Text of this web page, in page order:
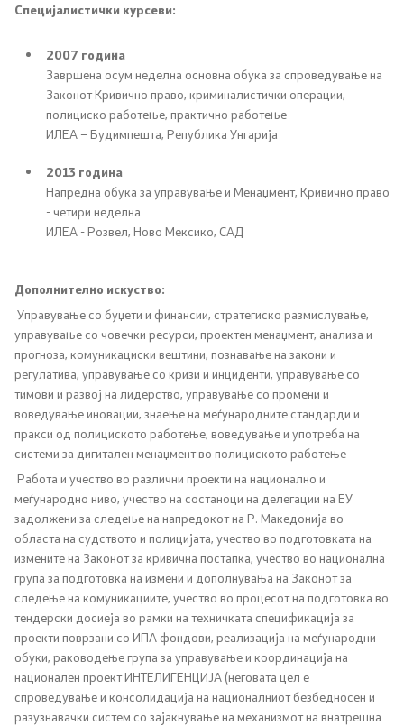
Раководни лица
Списание
Расходи за услуги
Со еден клик до сите услуги
Специјалистички курсеви:
2007 година
Завршена осум неделна основна обука за спроведување на
Законот Кривично право, криминалистички операции,
полициско работење, практично работење
ИЛЕА – Будимпешта, Република Унгарија
2013 година
Напредна обука за управување и Менаџмент, Кривично право
- четири неделна
ИЛЕА - Розвел, Ново Мексико, САД
Дополнително искуство:
Управување со буџети и финансии, стратегиско размислување,
управување со човечки ресурси, проектен менаџмент, анализа и
прогноза, комуникациски вештини, познавање на закони и
регулатива, управување со кризи и инциденти, управување со
тимови и развој на лидерство, управување со промени и
воведување иновации, знаење на меѓународните стандарди и
пракси од полициското работење, воведување и употреба на
системи за дигитален менаџмент во полициското работење
Работа и учество во различни проекти на национално и
меѓународно ниво, учество на состаноци на делегации на ЕУ
задолжени за следење на напредокот на Р. Македонија во
областа на судството и полицијата, учество во подготовката на
измените на Законот за кривична постапка, учество во национална
група за подготовка на измени и дополнувања на Законот за
следење на комуникациите, учество во процесот на подготовка во
тендерски досиеја во рамки на техничката спецификација за
проекти поврзани со ИПА фондови, реализација на меѓународни
обуки, раководење група за управување и координација на
национален проект ИНТЕЛИГЕНЦИЈА (неговата цел е
спроведување и консолидација на националниот безбедносен и
разузнавачки систем со зајакнување на механизмот на внатрешна